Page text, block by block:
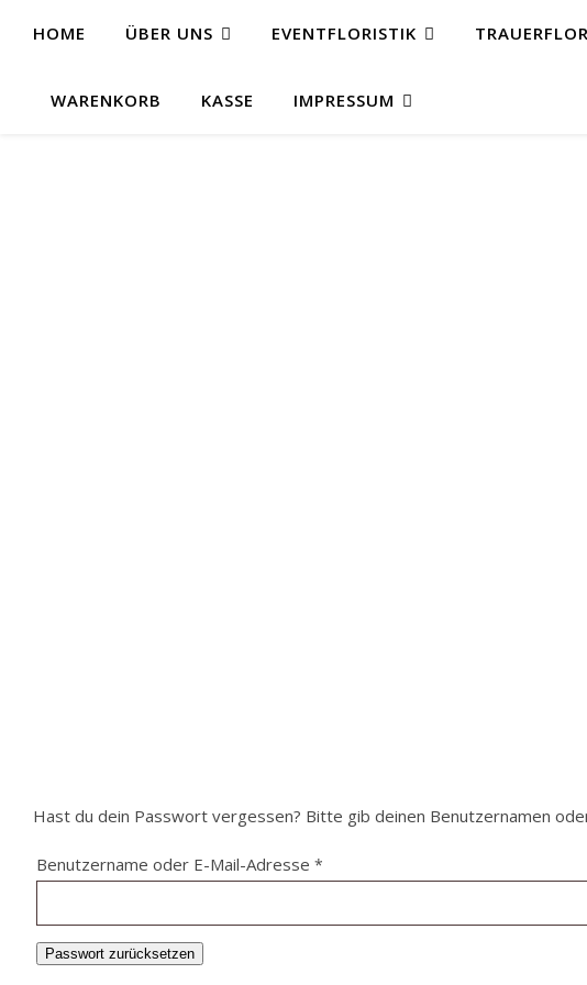
HOME ÜBER UNS EVENTFLORISTIK
WARENKORB KASSE IMPRESSUM
Hast du dein Passwort vergessen? Bitte gib deinen Benutzernamen
Benutzername oder E-Mail-Adresse *
Passwort zurücksetzen